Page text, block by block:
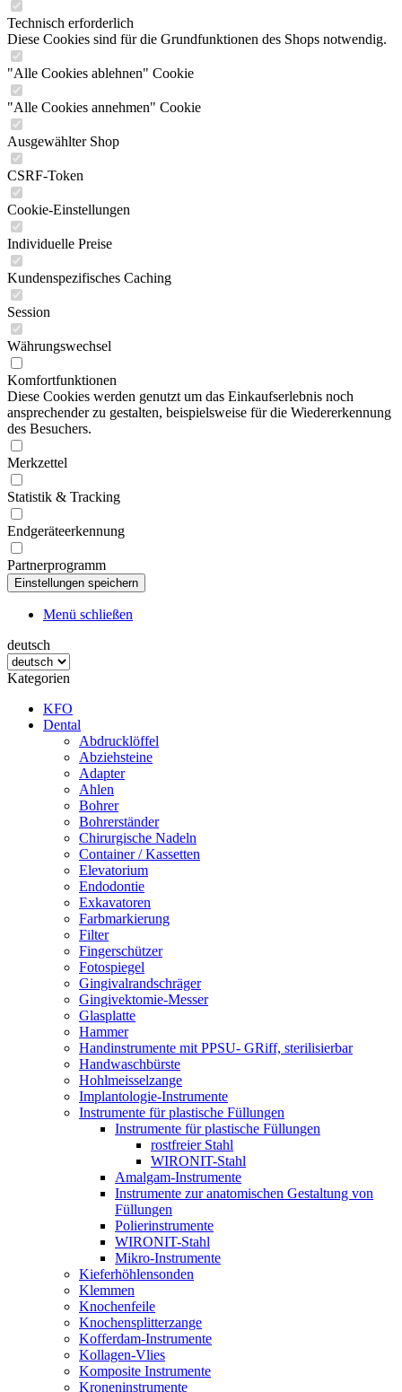
Technisch erforderlich
Diese Cookies sind für die Grundfunktionen des Shops notwendig.
"Alle Cookies ablehnen" Cookie
"Alle Cookies annehmen" Cookie
Ausgewählter Shop
CSRF-Token
Cookie-Einstellungen
Individuelle Preise
Kundenspezifisches Caching
Session
Währungswechsel
Komfortfunktionen
Diese Cookies werden genutzt um das Einkaufserlebnis noch
ansprechender zu gestalten, beispielsweise für die Wiedererkennung
des Besuchers.
Merkzettel
Statistik & Tracking
Endgeräteerkennung
Partnerprogramm
Menü schließen
deutsch
Kategorien
KFO
Dental
Abdrucklöffel
Abziehsteine
Adapter
Ahlen
Bohrer
Bohrerständer
Chirurgische Nadeln
Container / Kassetten
Elevatorium
Endodontie
Exkavatoren
Farbmarkierung
Filter
Fingerschützer
Fotospiegel
Gingivalrandschräger
Gingivektomie-Messer
Glasplatte
Hammer
Handinstrumente mit PPSU- GRiff, sterilisierbar
Handwaschbürste
Hohlmeisselzange
Implantologie-Instrumente
Instrumente für plastische Füllungen
Instrumente für plastische Füllungen
rostfreier Stahl
WIRONIT-Stahl
Amalgam-Instrumente
Instrumente zur anatomischen Gestaltung von
Füllungen
Polierinstrumente
WIRONIT-Stahl
Mikro-Instrumente
Kieferhöhlensonden
Klemmen
Knochenfeile
Knochensplitterzange
Kofferdam-Instrumente
Kollagen-Vlies
Komposite Instrumente
Kroneninstrumente